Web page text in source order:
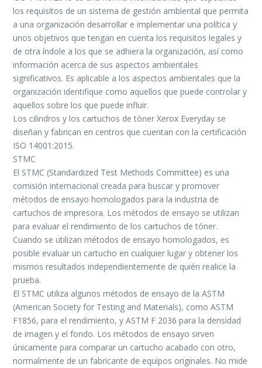
los requisitos de un sistema de gestión ambiental que permita
a una organización desarrollar e implementar una política y
unos objetivos que tengan en cuenta los requisitos legales y
de otra índole a los que se adhiera la organización, así como
información acerca de sus aspectos ambientales
significativos. Es aplicable a los aspectos ambientales que la
organización identifique como aquellos que puede controlar y
aquellos sobre los que puede influir.
Los cilindros y los cartuchos de tóner Xerox Everyday se
diseñan y fabrican en centros que cuentan con la certificación
ISO 14001:2015.
STMC
El STMC (Standardized Test Methods Committee) es una
comisión internacional creada para buscar y promover
métodos de ensayo homologados para la industria de
cartuchos de impresora. Los métodos de ensayo se utilizan
para evaluar el rendimiento de los cartuchos de tóner.
Cuando se utilizan métodos de ensayo homologados, es
posible evaluar un cartucho en cualquier lugar y obtener los
mismos resultados independientemente de quién realice la
prueba.
El STMC utiliza algunos métodos de ensayo de la ASTM
(American Society for Testing and Materials), como ASTM
F1856, para el rendimiento, y ASTM F 2036 para la densidad
de imagen y el fondo. Los métodos de ensayo sirven
únicamente para comparar un cartucho acabado con otro,
normalmente de un fabricante de equipos originales. No mide